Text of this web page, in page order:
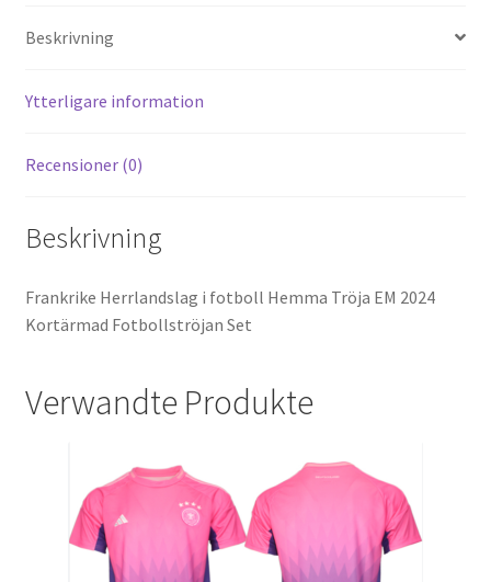
es
t
di
t
k
Beskrivning
Ytterligare information
Recensioner (0)
Beskrivning
Frankrike Herrlandslag i fotboll Hemma Tröja EM 2024
Kortärmad Fotbollströjan Set
Verwandte Produkte